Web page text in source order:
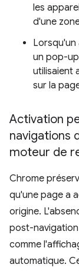
les
d'une
un pop-
utilisaient
sur la
Activation
navigations
moteur de
Chrome
qu'une page a
origine.
post-
comme
automatique.